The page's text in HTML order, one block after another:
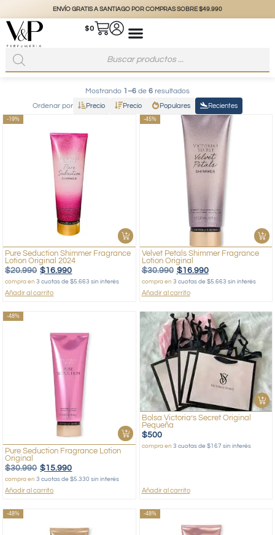
ENVÍO GRATIS A SANTIAGO POR COMPRAS SOBRE $49.990
$0
Mostrando 1–6 de 6 resultados
Ordenar por
Precio Precio Populares Recientes
-19%
Pure Seduction Shimmer Fragrance
Lotion Original 2024
$20.990 $16.990
compra en3 cuotas de $5.663 sin interés
Añadir al carrito
-45%
Velvet Petals Shimmer Fragrance
Lotion Original
$30.990 $16.990
compra en 3 cuotas de $5.663 sin interés
Añadir al carrito
-48%
Pure Seduction Fragrance Lotion
Original
$30.990 $15.990
compra en3 cuotas de $5.330 sin interés
Añadir al carrito
Bolsa Victoria’s Secret Original
Pequeña
$500
compra en 3 cuotas de $167 sin interés
Añadir al carrito
-48% -48%